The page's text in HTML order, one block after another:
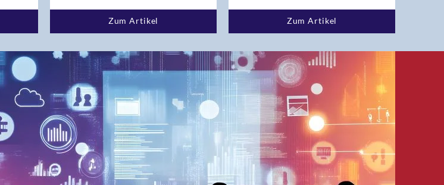
Birsfelden
Bolligen
Bonaduz
Bonstetten
Bottighofen
Bremgarten bei Bern
Brig-Glis
Bronschhofen
Zum Artikel Zum Artikel